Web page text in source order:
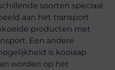
soorten speciaal
aan het transport
producten met
Een andere
is kooiaap
worden op het